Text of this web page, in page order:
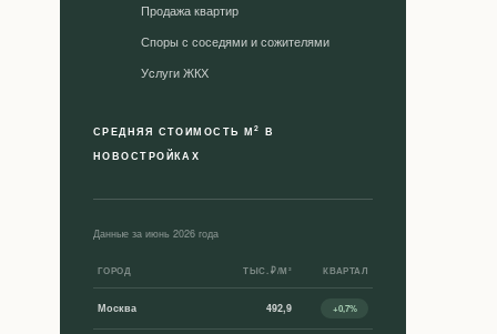
Продажа квартир
Споры с соседями и сожителями
Уcлуги ЖКХ
СРЕДНЯЯ СТОИМОСТЬ М2 В
НОВОСТРОЙКАХ
Данные за июнь 2026 года
ГОРОД ТЫС. ₽/М² КВАРТАЛ
Москва 492,9 +0,7%